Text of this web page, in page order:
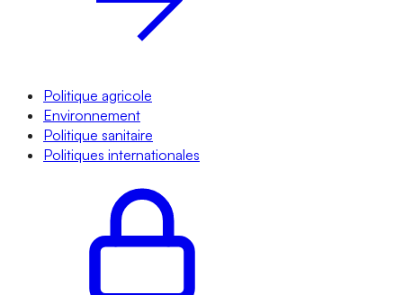
Politique agricole
Environnement
Politique sanitaire
Politiques internationales